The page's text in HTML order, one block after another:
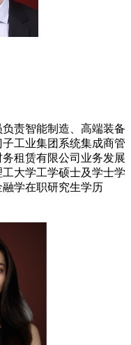
责智能制造、高端装备
工业集团系统集成商管
租赁有限公司业务发展
大学工学硕士及学士学
学在职研究生学历